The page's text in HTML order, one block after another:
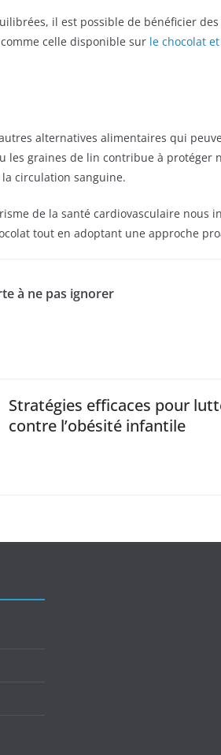
il est possible de bénéficier
celle disponible sur le chocolat
alternatives alimentaires qui
les graines de lin contribue à
circulation sanguine.
de la santé cardiovasculaire
tout en adoptant une approche
à ne pas ignorer
Stratégies efficaces pour
contre l’obésité infantile